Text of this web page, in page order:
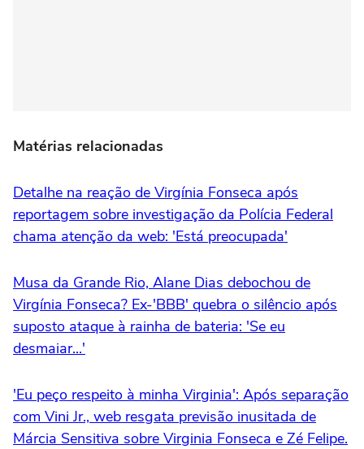
Matérias relacionadas
Detalhe na reação de Virgínia Fonseca após
reportagem sobre investigação da Polícia Federal
chama atenção da web: 'Está preocupada'
Musa da Grande Rio, Alane Dias debochou de
Virgínia Fonseca? Ex-'BBB' quebra o silêncio após
suposto ataque à rainha de bateria: 'Se eu
desmaiar...'
'Eu peço respeito à minha Virginia': Após separação
com Vini Jr., web resgata previsão inusitada de
Márcia Sensitiva sobre Virginia Fonseca e Zé Felipe.